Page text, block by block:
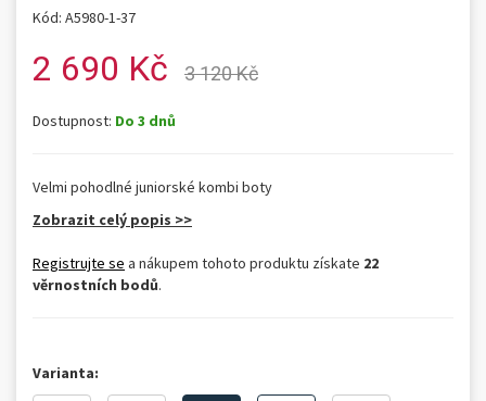
Kód: A5980-1-37
2 690 Kč 3 120 Kč
Dostupnost: Do 3 dnů
Velmi pohodlné juniorské kombi boty
Zobrazit celý popis >>
Registrujte se a nákupem tohoto produktu získate 22
věrnostních bodů.
Varianta: